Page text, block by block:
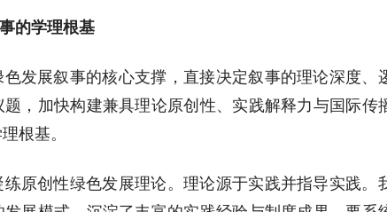
的学理根基
色发展叙事的核心支撑，直接决定叙事的理论深度
，加快构建兼具理论原创性、实践解释力与国际
根基。
原创性绿色发展理论。理论源于实践并指导实践